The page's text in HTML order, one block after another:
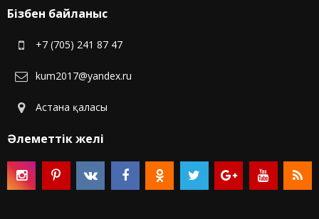
Бізбен байланыс
+7 (705) 241 87 47
kum2017@yandex.ru
Астана қаласы
Әлеметтік желі